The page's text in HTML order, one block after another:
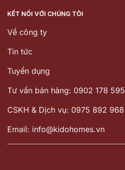
KẾT NỐI VỚI CHÚNG TÔI
Về công ty
Tin tức
Tuyển dụng
Tư vấn bán hàng: 0902 178 595
CSKH & Dịch vụ: 0975 892 968
Email: info@kidohomes.vn